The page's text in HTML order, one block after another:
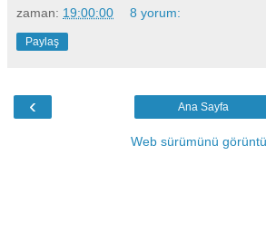
zaman: 19:00:00 8 yorum:
Paylaş
‹ Ana Sayfa
Web sürümünü